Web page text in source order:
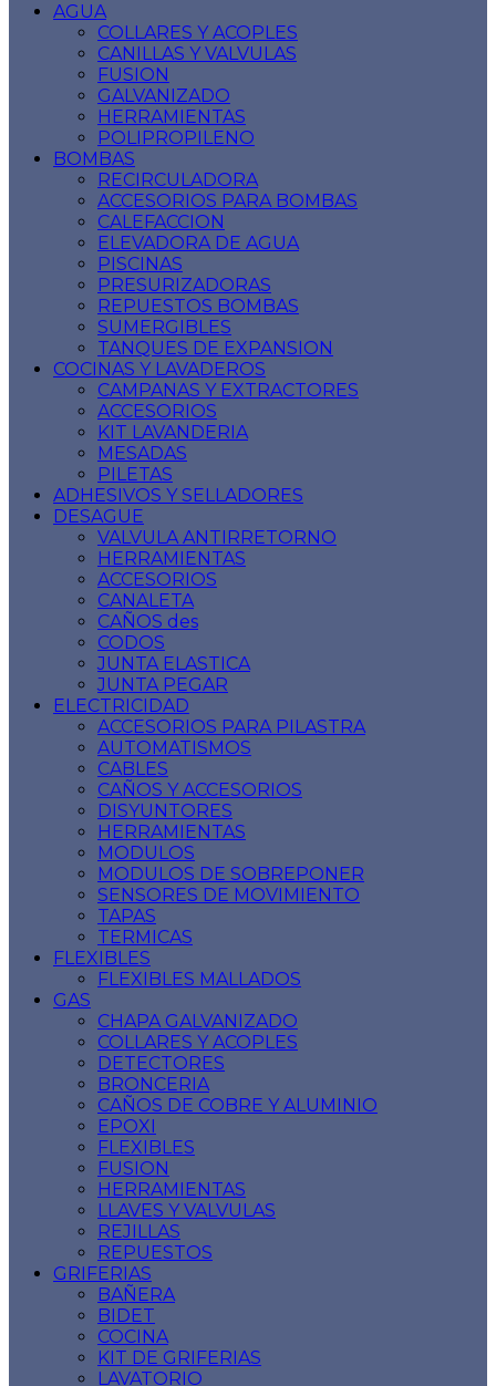
AGUA
COLLARES Y ACOPLES
CANILLAS Y VALVULAS
FUSION
GALVANIZADO
HERRAMIENTAS
POLIPROPILENO
BOMBAS
RECIRCULADORA
ACCESORIOS PARA BOMBAS
CALEFACCION
ELEVADORA DE AGUA
PISCINAS
PRESURIZADORAS
REPUESTOS BOMBAS
SUMERGIBLES
TANQUES DE EXPANSION
COCINAS Y LAVADEROS
CAMPANAS Y EXTRACTORES
ACCESORIOS
KIT LAVANDERIA
MESADAS
PILETAS
ADHESIVOS Y SELLADORES
DESAGUE
VALVULA ANTIRRETORNO
HERRAMIENTAS
ACCESORIOS
CANALETA
CAÑOS des
CODOS
JUNTA ELASTICA
JUNTA PEGAR
ELECTRICIDAD
ACCESORIOS PARA PILASTRA
AUTOMATISMOS
CABLES
CAÑOS Y ACCESORIOS
DISYUNTORES
HERRAMIENTAS
MODULOS
MODULOS DE SOBREPONER
SENSORES DE MOVIMIENTO
TAPAS
TERMICAS
FLEXIBLES
FLEXIBLES MALLADOS
GAS
CHAPA GALVANIZADO
COLLARES Y ACOPLES
DETECTORES
BRONCERIA
CAÑOS DE COBRE Y ALUMINIO
EPOXI
FLEXIBLES
FUSION
HERRAMIENTAS
LLAVES Y VALVULAS
REJILLAS
REPUESTOS
GRIFERIAS
BAÑERA
BIDET
COCINA
KIT DE GRIFERIAS
LAVATORIO